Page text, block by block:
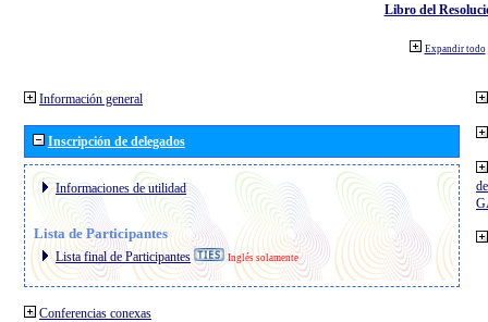
Libro del
Expandir todo
Información general
Inscripción de delegados
Informaciones de utilidad
Lista de Participantes
Lista final de Participantes Inglés solamente
Conferencias conexas